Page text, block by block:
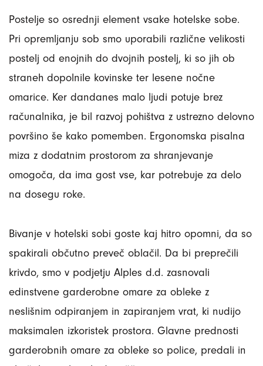
Postelje so osrednji element vsake hotelske sobe.
Pri opremljanju sob smo uporabili različne velikosti
postelj od enojnih do dvojnih postelj, ki so jih ob
straneh dopolnile kovinske ter lesene nočne
omarice. Ker dandanes malo ljudi potuje brez
računalnika, je bil razvoj pohištva z ustrezno delovno
površino še kako pomemben. Ergonomska pisalna
miza z dodatnim prostorom za shranjevanje
omogoča, da ima gost vse, kar potrebuje za delo
na dosegu roke.
Bivanje v hotelski sobi goste kaj hitro opomni, da so
spakirali občutno preveč oblačil. Da bi preprečili
krivdo, smo v podjetju Alples d.d. zasnovali
edinstvene garderobne omare za obleke z
neslišnim odpiranjem in zapiranjem vrat, ki nudijo
maksimalen izkoristek prostora. Glavne prednosti
garderobnih omare za obleke so police, predali in